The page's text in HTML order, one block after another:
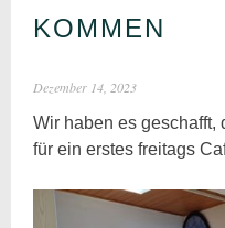
KOMMEN
Dezember 14, 2023
Wir haben es
für ein erstes freitags